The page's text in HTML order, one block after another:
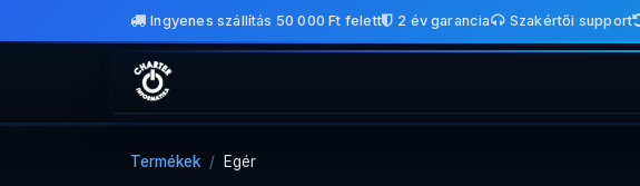
Ingyenes szállítás 50 000 Ft felett 2 év garancia Szakértői support
Kihagyás és továbblépés a tartalomhoz
Termékek Egér